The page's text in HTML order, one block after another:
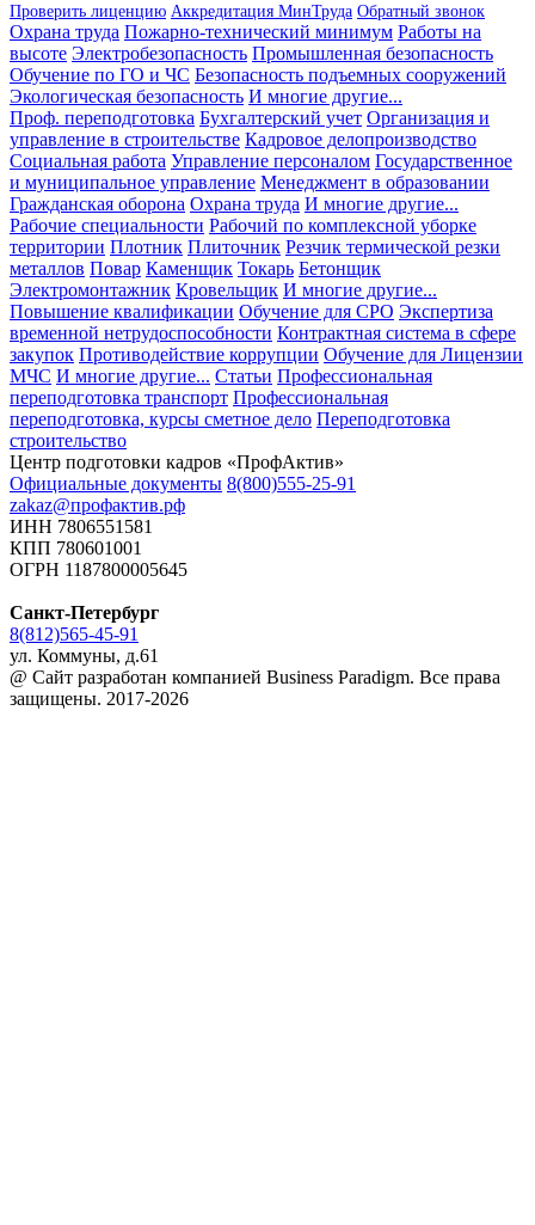
Проверить лиценцию Аккредитация МинТруда Обратный звонок
Охрана труда Пожарно-технический минимум Работы на
высоте Электробезопасность Промышленная безопасность
Обучение по ГО и ЧС Безопасность подъемных сооружений
Экологическая безопасность И многие другие...
Проф. переподготовка Бухгалтерский учет Организация и
управление в строительстве Кадровое делопроизводство
Социальная работа Управление персоналом Государственное
и муниципальное управление Менеджмент в образовании
Гражданская оборона Охрана труда И многие другие...
Рабочие специальности Рабочий по комплексной уборке
территории Плотник Плиточник Резчик термической резки
металлов Повар Каменщик Токарь Бетонщик
Электромонтажник Кровельщик И многие другие...
Повышение квалификации Обучение для СРО Экспертиза
временной нетрудоспособности Контрактная система в сфере
закупок Противодействие коррупции Обучение для Лицензии
МЧС И многие другие... Статьи Профессиональная
переподготовка транспорт Профессиональная
переподготовка, курсы сметное дело Переподготовка
строительство
Центр подготовки кадров «ПрофАктив»
Официальные документы 8(800)555-25-91
zakaz@профактив.рф
ИНН 7806551581
КПП 780601001
ОГРН 1187800005645
Санкт-Петербург
8(812)565-45-91
ул. Коммуны, д.61
@ Сайт разработан компанией Business Paradigm. Все права
защищены. 2017-2026